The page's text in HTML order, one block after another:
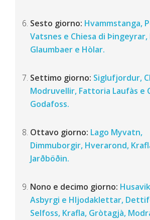
Sesto giorno: Hvammstanga,
Vatsnes e Chiesa di
Glaumbaer e Hòlar.
Settimo giorno: Siglufjordur,
Modruvellir, Fattoria Laufàs e
Godafoss.
Ottavo giorno: Lago Myvatn,
Dimmuborgir, Hverarond,
Jarðböðin.
Nono e decimo giorno:
Asbyrgi e Hljodaklettar,
Selfoss, Krafla, Gròtagjà,